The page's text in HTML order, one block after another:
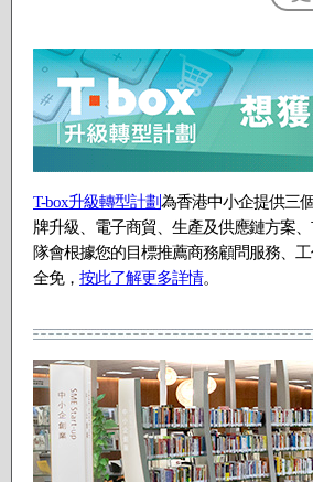
T-box升級轉型計劃為香港中小企提供三
牌升級、電子商貿、生產及供應鏈方案
隊會根據您的目標推薦商務顧問服務、
全免， 按此了解更多詳情。